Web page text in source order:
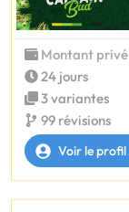
Montant privé
24 jours
3 variantes
99 révisions
Voir le profil